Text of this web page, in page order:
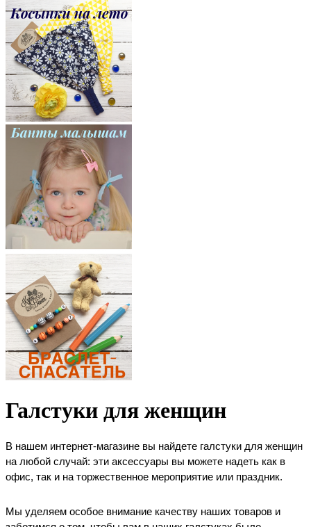
Галстуки для женщин
В нашем интернет-магазине вы найдете галстуки для женщин
на любой случай: эти аксессуары вы можете надеть как в
офис, так и на торжественное мероприятие или праздник.
Мы уделяем особое внимание качеству наших товаров и